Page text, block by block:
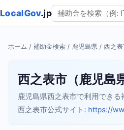
LocalGov.jp
ホーム / 補助金検索 / 鹿児島県 / 西之
西之表市（鹿児島
鹿児島県西之表市で利用できる
西之表市公式サイト: https://